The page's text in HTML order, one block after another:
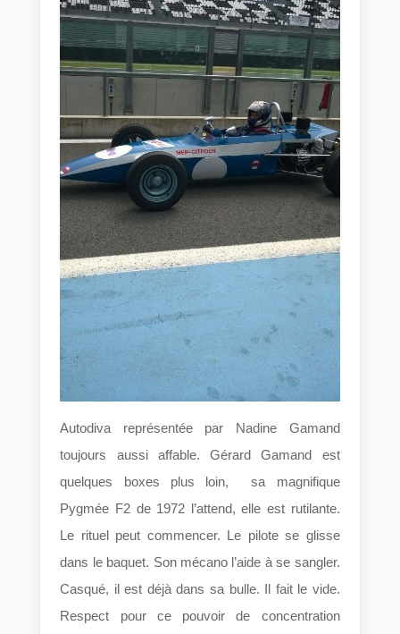
Autodiva représentée par Nadine Gamand
toujours aussi affable. Gérard Gamand est
quelques boxes plus loin, sa magnifique
Pygmée F2 de 1972 l’attend, elle est rutilante.
Le rituel peut commencer. Le pilote se glisse
dans le baquet. Son mécano l’aide à se sangler.
Casqué, il est déjà dans sa bulle. Il fait le vide.
Respect pour ce pouvoir de concentration